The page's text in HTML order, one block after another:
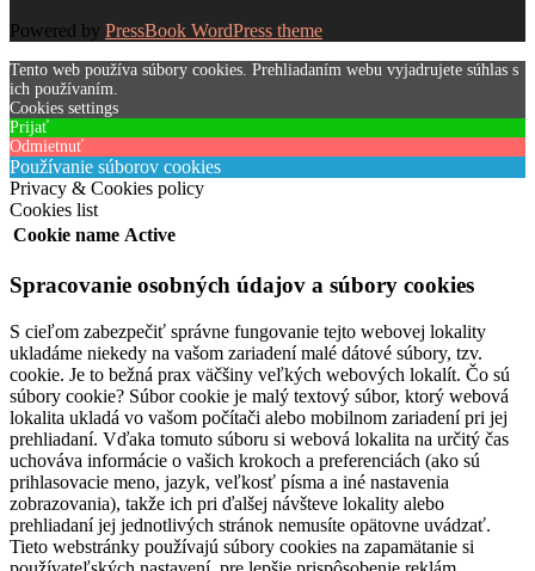
Powered by PressBook WordPress theme
Tento web používa súbory cookies. Prehliadaním webu vyjadrujete súhlas s
ich používaním.
Cookies settings
Prijať
Odmietnuť
Používanie súborov cookies
Privacy & Cookies policy
Cookies list
Cookie name Active
Spracovanie osobných údajov a súbory cookies
S cieľom zabezpečiť správne fungovanie tejto webovej lokality
ukladáme niekedy na vašom zariadení malé dátové súbory, tzv.
cookie. Je to bežná prax väčšiny veľkých webových lokalít. Čo sú
súbory cookie? Súbor cookie je malý textový súbor, ktorý webová
lokalita ukladá vo vašom počítači alebo mobilnom zariadení pri jej
prehliadaní. Vďaka tomuto súboru si webová lokalita na určitý čas
uchováva informácie o vašich krokoch a preferenciách (ako sú
prihlasovacie meno, jazyk, veľkosť písma a iné nastavenia
zobrazovania), takže ich pri ďalšej návšteve lokality alebo
prehliadaní jej jednotlivých stránok nemusíte opätovne uvádzať.
Tieto webstránky používajú súbory cookies na zapamätanie si